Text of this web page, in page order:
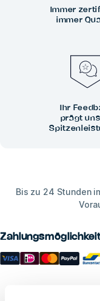
Bis zu 24 Stunden
Immer
immer
Ihr
prägt